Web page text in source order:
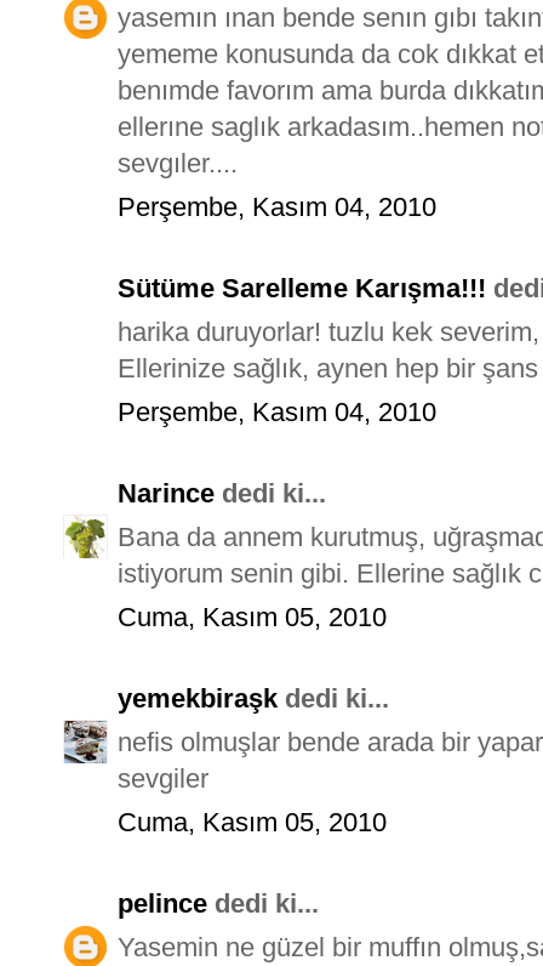
yasemın ınan bende senın gıbı
yememe konusunda da cok dıkkat
benımde favorım ama burda
ellerıne saglık arkadasım..hemen
sevgıler....
Perşembe, Kasım 04, 2010
Sütüme Sarelleme Karışma!!!
harika duruyorlar! tuzlu kek
Ellerinize sağlık, aynen hep bir
Perşembe, Kasım 04, 2010
Narince dedi ki...
Bana da annem kurutmuş,
istiyorum senin gibi. Ellerine sağlık
Cuma, Kasım 05, 2010
yemekbiraşk dedi ki...
nefis olmuşlar bende arada bir
sevgiler
Cuma, Kasım 05, 2010
pelince dedi ki...
Yasemin ne güzel bir muffın